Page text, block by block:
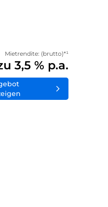
Mietrendite: (brutto)*¹
3,5 % p.a.